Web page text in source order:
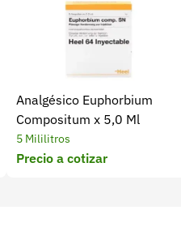
Analgésico Euphorbium
Compositum x 5,0 Ml
5 Mililitros
Precio a cotizar